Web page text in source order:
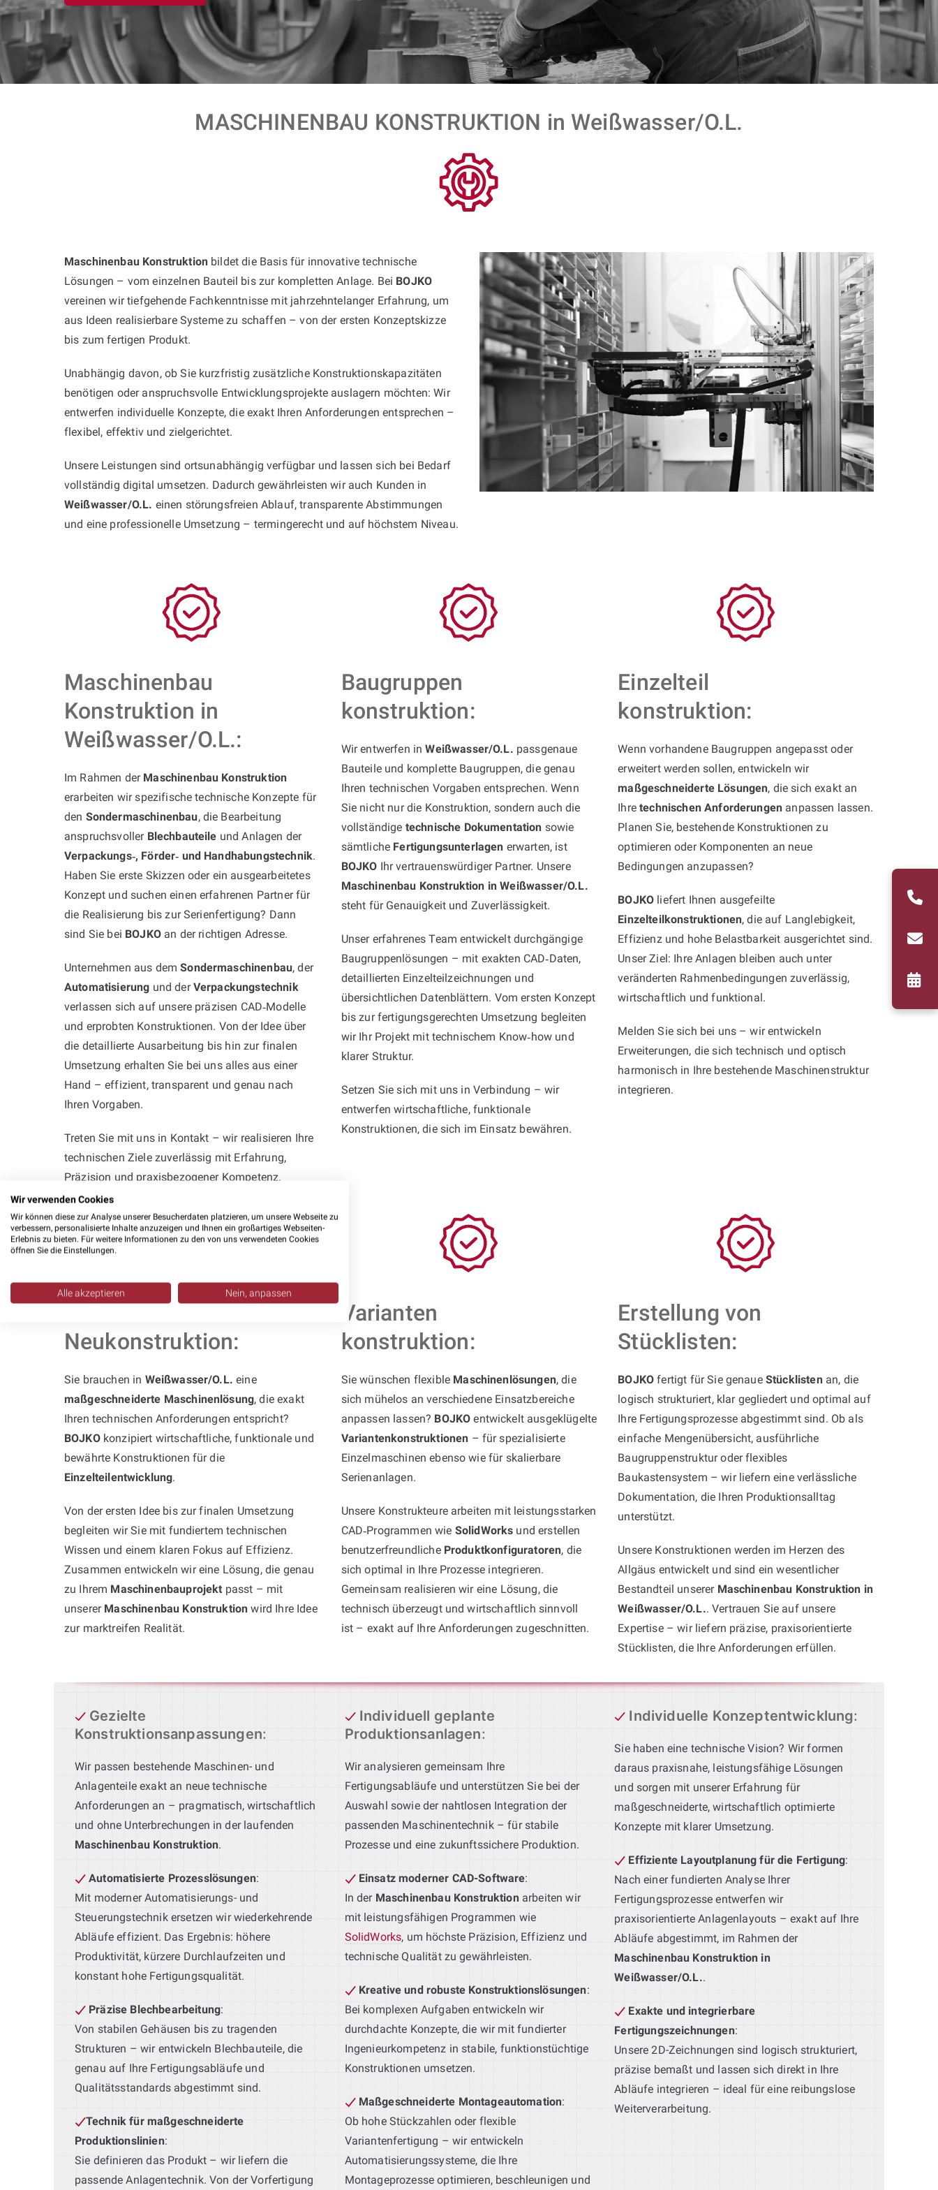
MASCHINENBAU KONSTRUKTION in Weißwasser/O.L.
Maschinenbau Konstruktion bildet die Basis für innovative technische
Lösungen – vom einzelnen Bauteil bis zur kompletten Anlage. Bei BOJKO
vereinen wir tiefgehende Fachkenntnisse mit jahrzehntelanger Erfahrung, um
aus Ideen realisierbare Systeme zu schaffen – von der ersten Konzeptskizze
bis zum fertigen Produkt.
Unabhängig davon, ob Sie kurzfristig zusätzliche Konstruktionskapazitäten
benötigen oder anspruchsvolle Entwicklungsprojekte auslagern möchten: Wir
entwerfen individuelle Konzepte, die exakt Ihren Anforderungen entsprechen –
flexibel, effektiv und zielgerichtet.
Unsere Leistungen sind ortsunabhängig verfügbar und lassen sich bei Bedarf
vollständig digital umsetzen. Dadurch gewährleisten wir auch Kunden in
Weißwasser/O.L. einen störungsfreien Ablauf, transparente Abstimmungen
und eine professionelle Umsetzung – termingerecht und auf höchstem Niveau.
Maschinenbau
Konstruktion in
Weißwasser/O.L.:
Im Rahmen der Maschinenbau Konstruktion
erarbeiten wir spezifische technische Konzepte für
den Sondermaschinenbau, die Bearbeitung
anspruchsvoller Blechbauteile und Anlagen der
Verpackungs‑, Förder‑ und Handhabungstechnik.
Haben Sie erste Skizzen oder ein ausgearbeitetes
Konzept und suchen einen erfahrenen Partner für
die Realisierung bis zur Serienfertigung? Dann
sind Sie bei BOJKOan der richtigen Adresse.
Unternehmen aus demSondermaschinenbau, der
Automatisierung und derVerpackungstechnik
verlassen sich auf unsere präzisen CAD‑Modelle
und erprobten Konstruktionen. Von der Idee über
die detaillierte Ausarbeitung bis hin zur finalen
Umsetzung erhalten Sie bei uns alles aus einer
Hand – effizient, transparent und genau nach
Ihren Vorgaben.
Treten Sie mit uns in Kontakt – wir realisieren Ihre
technischen Ziele zuverlässig mit Erfahrung,
Präzision und praxisbezogener Kompetenz.
Baugruppen
konstruktion:
Wir entwerfen inWeißwasser/O.L. passgenaue
Bauteile und komplette Baugruppen, die genau
Ihren technischen Vorgaben entsprechen. Wenn
Sie nicht nur die Konstruktion, sondern auch die
vollständige technische Dokumentation sowie
sämtliche Fertigungsunterlagen erwarten, ist
BOJKO Ihr vertrauenswürdiger Partner. Unsere
Maschinenbau Konstruktion in Weißwasser/O.L.
steht für Genauigkeit und Zuverlässigkeit.
Unser erfahrenes Team entwickelt durchgängige
Baugruppenlösungen – mit exakten CAD‑Daten,
detaillierten Einzelteilzeichnungen und
übersichtlichen Datenblättern. Vom ersten Konzept
bis zur fertigungsgerechten Umsetzung begleiten
wir Ihr Projekt mit technischem Know‑how und
klarer Struktur.
Setzen Sie sich mit uns in Verbindung – wir
entwerfen wirtschaftliche, funktionale
Konstruktionen, die sich im Einsatz bewähren.
Einzelteil
konstruktion:
Wenn vorhandene Baugruppen angepasst oder
erweitert werden sollen, entwickeln wir
maßgeschneiderte Lösungen, die sich exakt an
Ihretechnischen Anforderungen anpassen lassen.
Planen Sie, bestehende Konstruktionen zu
optimieren oder Komponenten an neue
Bedingungen anzupassen?
BOJKO liefert Ihnen ausgefeilte
Einzelteilkonstruktionen, die auf Langlebigkeit,
Effizienz und hohe Belastbarkeit ausgerichtet sind.
Unser Ziel: Ihre Anlagen bleiben auch unter
veränderten Rahmenbedingungen zuverlässig,
wirtschaftlich und funktional.
Melden Sie sich bei uns – wir entwickeln
Erweiterungen, die sich technisch und optisch
harmonisch in Ihre bestehende Maschinenstruktur
integrieren.
Professionelle
Neukonstruktion:
Sie brauchen in Weißwasser/O.L. eine
maßgeschneiderte Maschinenlösung, die exakt
Ihren technischen Anforderungen entspricht?
BOJKOkonzipiert wirtschaftliche, funktionale und
bewährte Konstruktionen für die
Einzelteilentwicklung.
Von der ersten Idee bis zur finalen Umsetzung
begleiten wir Sie mit fundiertem technischen
Wissen und einem klaren Fokus auf Effizienz.
Zusammen entwickeln wir eine Lösung, die genau
zu Ihrem Maschinenbauprojekt passt – mit
unserer Maschinenbau Konstruktion wird Ihre Idee
zur marktreifen Realität.
Varianten
konstruktion:
Sie wünschen flexible Maschinenlösungen, die
sich mühelos an verschiedene Einsatzbereiche
anpassen lassen? BOJKO entwickelt ausgeklügelte
Variantenkonstruktionen – für spezialisierte
Einzelmaschinen ebenso wie für skalierbare
Serienanlagen.
Unsere Konstrukteure arbeiten mit leistungsstarken
CAD‑Programmen wie SolidWorks und erstellen
benutzerfreundliche Produktkonfiguratoren, die
sich optimal in Ihre Prozesse integrieren.
Gemeinsam realisieren wir eine Lösung, die
technisch überzeugt und wirtschaftlich sinnvoll
ist – exakt auf Ihre Anforderungen zugeschnitten.
Erstellung von
Stücklisten:
BOJKO fertigt für Sie genaue Stücklistenan, die
logisch strukturiert, klar gegliedert und optimal auf
Ihre Fertigungsprozesse abgestimmt sind. Ob als
einfache Mengenübersicht, ausführliche
Baugruppenstruktur oder flexibles
Baukastensystem – wir liefern eine verlässliche
Dokumentation, die Ihren Produktionsalltag
unterstützt.
Unsere Konstruktionen werden im Herzen des
Allgäus entwickelt und sind ein wesentlicher
Bestandteil unserer Maschinenbau Konstruktion in
Weißwasser/O.L.. Vertrauen Sie auf unsere
Expertise – wir liefern präzise, praxisorientierte
Stücklisten, die Ihre Anforderungen erfüllen.
Gezielte
Konstruktionsanpassungen:
Wir passen bestehende Maschinen- und
Anlagenteile exakt an neue technische
Anforderungen an – pragmatisch, wirtschaftlich
und ohne Unterbrechungen in der laufenden
Maschinenbau Konstruktion.
Automatisierte Prozesslösungen:
Mit moderner Automatisierungs- und
Steuerungstechnik ersetzen wir wiederkehrende
Abläufe effizient. Das Ergebnis: höhere
Produktivität, kürzere Durchlaufzeiten und
konstant hohe Fertigungsqualität.
Präzise Blechbearbeitung:
Von stabilen Gehäusen bis zu tragenden
Strukturen – wir entwickeln Blechbauteile, die
genau auf Ihre Fertigungsabläufe und
Qualitätsstandards abgestimmt sind.
Technik für maßgeschneiderte
Produktionslinien:
Sie definieren das Produkt – wir liefern die
passende Anlagentechnik. Von der Vorfertigung
Individuell geplante
Produktionsanlagen:
Wir analysieren gemeinsam Ihre
Fertigungsabläufe und unterstützen Sie bei der
Auswahl sowie der nahtlosen Integration der
passenden Maschinentechnik – für stabile
Prozesse und eine zukunftssichere Produktion.
Einsatz moderner CAD-Software:
In der Maschinenbau Konstruktion arbeiten wir
mit leistungsfähigen Programmen wie
SolidWorks, um höchste Präzision, Effizienz und
technische Qualität zu gewährleisten.
Kreative und robuste Konstruktionslösungen:
Bei komplexen Aufgaben entwickeln wir
durchdachte Konzepte, die wir mit fundierter
Ingenieurkompetenz in stabile, funktionstüchtige
Konstruktionen umsetzen.
Maßgeschneiderte Montageautomation:
Ob hohe Stückzahlen oder flexible
Variantenfertigung – wir entwickeln
Automatisierungssysteme, die Ihre
Montageprozesse optimieren, beschleunigen und
Individuelle Konzeptentwicklung:
Sie haben eine technische Vision? Wir formen
daraus praxisnahe, leistungsfähige Lösungen
und sorgen mit unserer Erfahrung für
maßgeschneiderte, wirtschaftlich optimierte
Konzepte mit klarer Umsetzung.
Effiziente Layoutplanung für die Fertigung:
Nach einer fundierten Analyse Ihrer
Fertigungsprozesse entwerfen wir
praxisorientierte Anlagenlayouts – exakt auf Ihre
Abläufe abgestimmt, im Rahmen der
Maschinenbau Konstruktion in
Weißwasser/O.L..
Exakte und integrierbare
Fertigungszeichnungen:
Unsere 2D-Zeichnungen sind logisch strukturiert,
präzise bemaßt und lassen sich direkt in Ihre
Abläufe integrieren – ideal für eine reibungslose
Weiterverarbeitung.
Wir verwenden Cookies
Wir können diese zur Analyse unserer Besucherdaten platzieren, um unsere Webseite zu
verbessern, personalisierte Inhalte anzuzeigen und Ihnen ein großartiges Webseiten-
Erlebnis zu bieten. Für weitere Informationen zu den von uns verwendeten Cookies
öffnen Sie die Einstellungen.
Alle akzeptieren Nein, anpassen